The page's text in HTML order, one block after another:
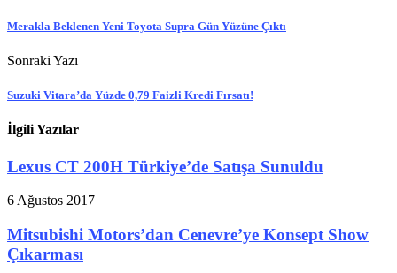
Merakla Beklenen Yeni Toyota Supra Gün Yüzüne Çıktı
Sonraki Yazı
Suzuki Vitara’da Yüzde 0,79 Faizli Kredi Fırsatı!
İlgili Yazılar
Lexus CT 200H Türkiye’de Satışa Sunuldu
6 Ağustos 2017
Mitsubishi Motors’dan Cenevre’ye Konsept Show
Çıkarması